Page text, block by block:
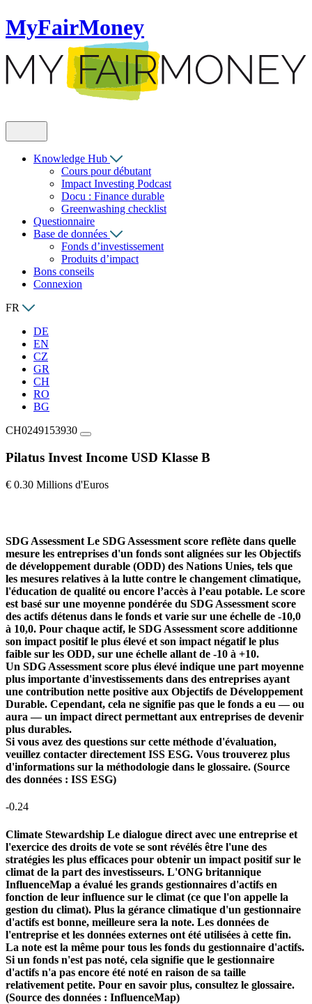
MyFairMoney
Knowledge Hub
Cours pour débutant
Impact Investing Podcast
Docu : Finance durable
Greenwashing checklist
Questionnaire
Base de données
Fonds d’investissement
Produits d’impact
Bons conseils
Connexion
FR
DE
EN
CZ
GR
CH
RO
BG
CH0249153930
Pilatus Invest Income USD Klasse B
€ 0.30 Millions d'Euros
SDG Assessment Le SDG Assessment score reflète dans quelle
mesure les entreprises d'un fonds sont alignées sur les Objectifs
de développement durable (ODD) des Nations Unies, tels que
les mesures relatives à la lutte contre le changement climatique,
l'éducation de qualité ou encore l’accès à l’eau potable. Le score
est basé sur une moyenne pondérée du SDG Assessment score
des actifs détenus dans le fonds et varie sur une échelle de -10,0
à 10,0. Pour chaque actif, le SDG Assessment score additionne
son impact positif le plus élevé et son impact négatif le plus
faible sur les ODD, sur une échelle allant de -10 à +10.
Un SDG Assessment score plus élevé indique une part moyenne
plus importante d'investissements dans des entreprises ayant
une contribution nette positive aux Objectifs de Développement
Durable. Cependant, cela ne signifie pas que le fonds a eu — ou
aura — un impact direct permettant aux entreprises de devenir
plus durables.
Si vous avez des questions sur cette méthode d'évaluation,
veuillez contacter directement ISS ESG. Vous trouverez plus
d'informations sur la méthodologie dans le glossaire. (Source
des données : ISS ESG)
-0.24
Climate Stewardship Le dialogue direct avec une entreprise et
l'exercice des droits de vote se sont révélés être l'une des
stratégies les plus efficaces pour obtenir un impact positif sur le
climat de la part des investisseurs. L'ONG britannique
InfluenceMap a évalué les grands gestionnaires d'actifs en
fonction de leur influence sur le climat (ce que l'on appelle la
gestion du climat). Plus la gérance climatique d'un gestionnaire
d'actifs est bonne, meilleure sera la note. Les données de
l'entreprise et les données externes ont été utilisées à cette fin.
La note est la même pour tous les fonds du gestionnaire d'actifs.
Si un fonds n'est pas noté, cela signifie que le gestionnaire
d'actifs n'a pas encore été noté en raison de sa taille
relativement petite. Pour en savoir plus, consultez le glossaire.
(Source des données : InfluenceMap)